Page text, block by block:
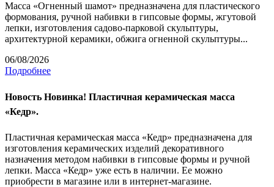
Масса «Огненный шамот» предназначена для пластического
формования, ручной набивки в гипсовые формы, жгутовой
лепки, изготовления садово-парковой скульптуры,
архитектурной керамики, обжига огненной скульптуры...
06/08/2026
Подробнее
Новость Новинка! Пластичная керамическая масса
«Кедр».
Пластичная керамическая масса «Кедр» предназначена для
изготовления керамических изделий декоративного
назначения методом набивки в гипсовые формы и ручной
лепки. Масса «Кедр» уже есть в наличии. Ее можно
приобрести в магазине или в интернет-магазине.